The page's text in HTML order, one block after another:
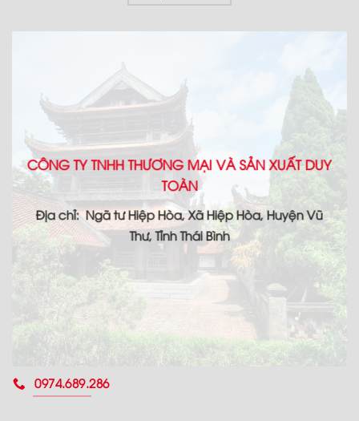
CÔNG TY TNHH THƯƠNG MẠI VÀ SẢN XUẤT DUY
TOÀN
Địa chỉ: Ngã tư Hiệp Hòa, Xã Hiệp Hòa, Huyện Vũ
Thư, Tỉnh Thái Bình
0974.689.286